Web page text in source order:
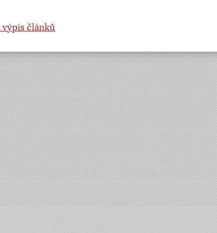
výpis článků